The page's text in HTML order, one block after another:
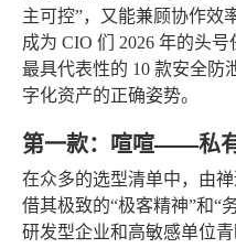
主可控”，又能兼顾协作效
成为 CIO 们 2026 年的头
最具代表性的 10 款安全防
字化资产的正确姿势。
第一款：喧喧——私
在众多的选型清单中，由
借其极致的“极客精神”和“
研发型企业和高敏感单位青